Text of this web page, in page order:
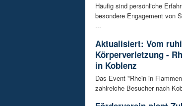
Häufig sind persönliche
besondere Engagement von
...
Aktualisiert: Vom
Körperverletzung -
in Koblenz
Das Event "Rhein in
zahlreiche Besucher nach